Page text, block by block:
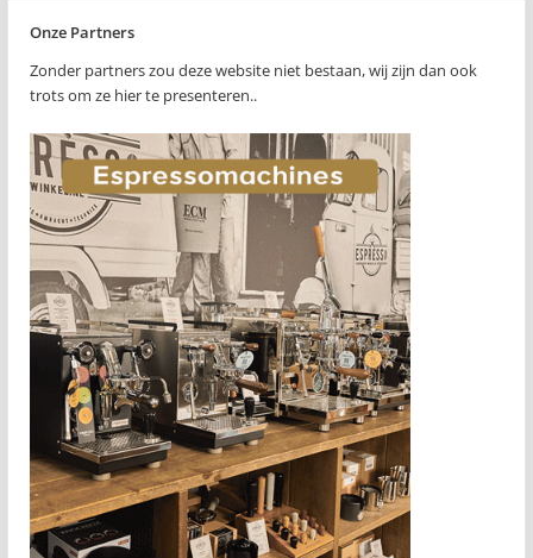
Onze Partners
Zonder partners zou deze website niet bestaan, wij zijn dan ook
trots om ze hier te presenteren..